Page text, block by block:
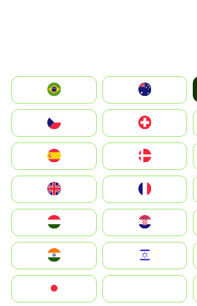
الإمارات العربية المتحدة
Australia
България
Switzerland
Czechia
Deutschland
Denmark
United Kingdom
Hrvatska
Magyarország
Indonesia